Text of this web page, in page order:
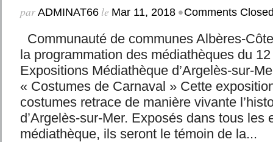
par ADMINAT66le Mar 11, 2018 •Comments
Communauté de communes Albères-
la programmation des médiathèques du
Expositions Médiathèque d’Argelès-sur-
« Costumes de Carnaval » Cette
costumes retrace de manière vivante
d’Argelès-sur-Mer. Exposés dans tous les
médiathèque, ils seront le témoin de la...